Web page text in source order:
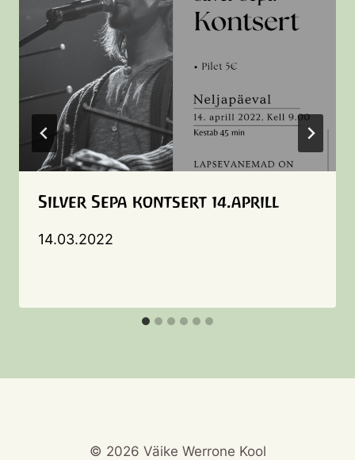
Silver Sepa kontsert 14.aprill
14.03.2022
© 2026 Väike Werrone Kool